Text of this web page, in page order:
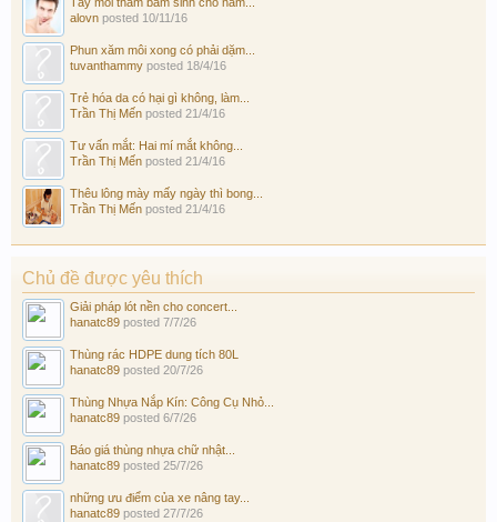
alovn posted 10/11/16
Phun xăm môi xong có phải dặm...
tuvanthammy posted 18/4/16
Trẻ hóa da có hại gì không, làm...
Trần Thị Mến posted 21/4/16
Tư vấn mắt: Hai mí mắt không...
Trần Thị Mến posted 21/4/16
Thêu lông mày mấy ngày thì bong...
Trần Thị Mến posted 21/4/16
Chủ đề được yêu thích
Giải pháp lót nền cho concert...
hanatc89 posted 7/7/26
Thùng rác HDPE dung tích 80L
hanatc89 posted 20/7/26
Thùng Nhựa Nắp Kín: Công Cụ Nhỏ...
hanatc89 posted 6/7/26
Báo giá thùng nhựa chữ nhật...
hanatc89 posted 25/7/26
những ưu điểm của xe nâng tay...
hanatc89 posted 27/7/26